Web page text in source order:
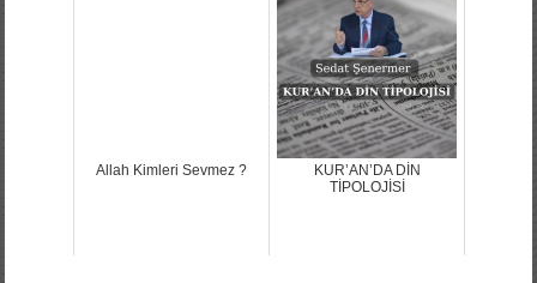
Allah Kimleri Sevmez ?
KUR’AN’DA DİN
TİPOLOJİSİ